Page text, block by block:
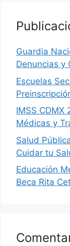
Guardia
Denuncias y
Escuelas
IMSS
Médicas y
Salud
Cuidar tu
Educación
Beca Rita